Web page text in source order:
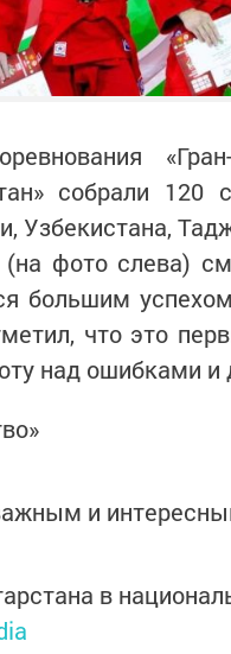
собрали 120
Узбекистана,
фото слева)
большим
что это
над ошибками и
и
в